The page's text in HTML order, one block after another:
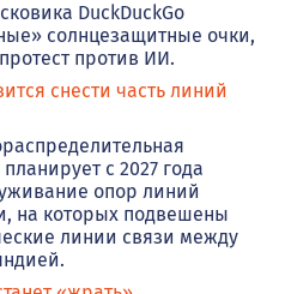
DuckDuckGo
солнцезащитные очки,
против ИИ.
снести часть линий
с 2027 года
опор линий
на которых подвешены
линии связи между